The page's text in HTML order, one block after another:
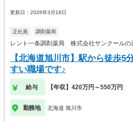
更新日：2026年3月18日
正社員 調剤薬局
レント一条調剤薬局 株式会社サンクールの
【北海道旭川市】駅から徒歩
すい職場です♪
給与 【年収】420万円～550万円
勤務地 北海道 旭川市